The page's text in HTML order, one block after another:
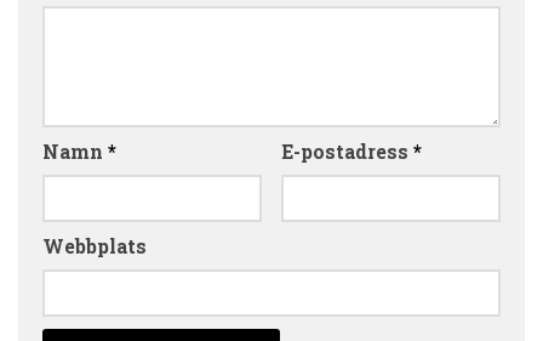
Namn * E-postadress *
Webbplats